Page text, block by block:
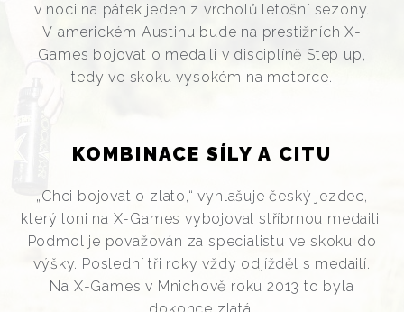
v noci na pátek jeden z vrcholů letošní sezony.
V americkém Austinu bude na prestižních X-
Games bojovat o medaili v disciplíně Step up,
tedy ve skoku vysokém na motorce.
KOMBINACE SÍLY A CITU
„Chci bojovat o zlato,“ vyhlašuje český jezdec,
který loni na X-Games vybojoval stříbrnou medaili.
Podmol je považován za specialistu ve skoku do
výšky. Poslední tři roky vždy odjížděl s medailí.
Na X-Games v Mnichově roku 2013 to byla